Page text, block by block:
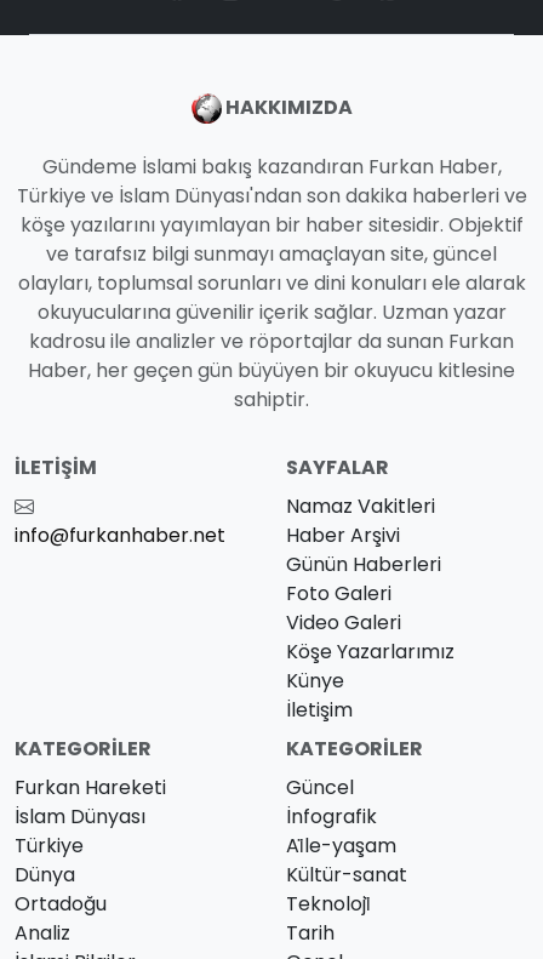
HAKKIMIZDA
Gündeme İslami bakış kazandıran Furkan Haber,
Türkiye ve İslam Dünyası'ndan son dakika haberleri ve
köşe yazılarını yayımlayan bir haber sitesidir. Objektif
ve tarafsız bilgi sunmayı amaçlayan site, güncel
olayları, toplumsal sorunları ve dini konuları ele alarak
okuyucularına güvenilir içerik sağlar. Uzman yazar
kadrosu ile analizler ve röportajlar da sunan Furkan
Haber, her geçen gün büyüyen bir okuyucu kitlesine
sahiptir.
İLETIŞIM
info@furkanhaber.net
SAYFALAR
Namaz Vakitleri
Haber Arşivi
Günün Haberleri
Foto Galeri
Video Galeri
Köşe Yazarlarımız
Künye
İletişim
KATEGORILER
Furkan Hareketi
İslam Dünyası
Türkiye
Dünya
Ortadoğu
Analiz
KATEGORILER
Güncel
İnfografik
Ai̇le-yaşam
Kültür-sanat
Teknoloji̇
Tarih